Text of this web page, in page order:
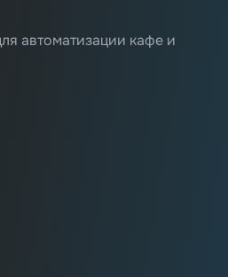
автоматизации кафе и